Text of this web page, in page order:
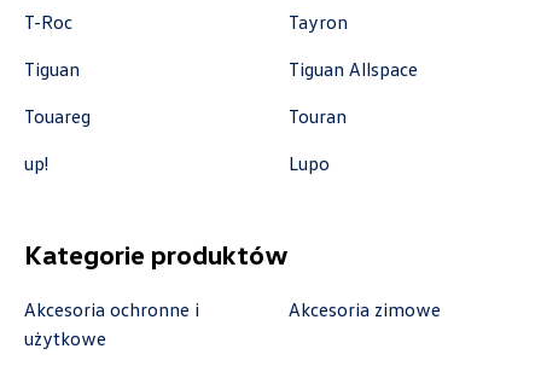
anna.holyst@skoda.auto-gazda.pl
ul. Zakładowa 18, Kielce
+48 413 350 222
T-Roc
Tayron
Tiguan
Tiguan Allspace
Touareg
Touran
up!
Lupo
Kategorie produktów
Akcesoria ochronne i
użytkowe
Akcesoria zimowe